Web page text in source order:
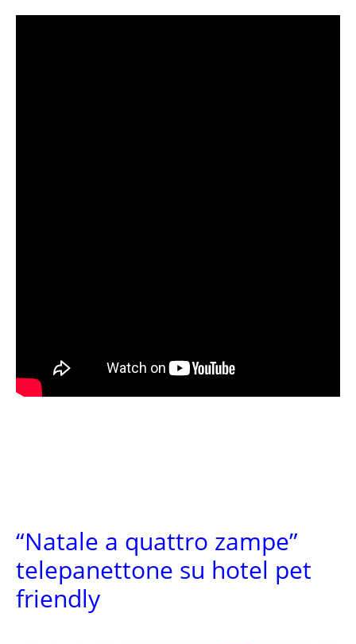
“Natale a quattro zampe”
telepanettone su hotel pet
friendly